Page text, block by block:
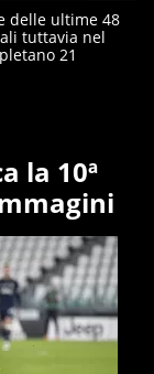
delle ultime 48
tuttavia nel
21
la 10ª